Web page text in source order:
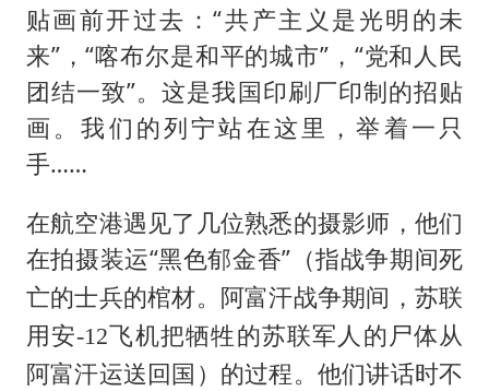
贴画前开过去：“共产主义是光明的未
来”，“喀布尔是和平的城市”，“党和人民
团结一致”。这是我国印刷厂印制的招贴
画。我们的列宁站在这里，举着一只
手……
在航空港遇见了几位熟悉的摄影师，他们
在拍摄装运“黑色郁金香” （指战争期间死
亡的士兵的棺材。阿富汗战争期间，苏联
用安-12飞机把牺牲的苏联军人的尸体从
阿富汗运送回国） 的过程。他们讲话时不